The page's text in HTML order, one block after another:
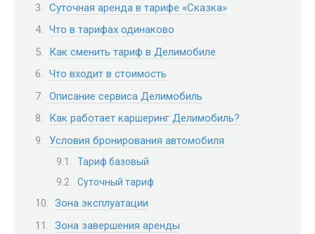
Суточная аренда в тарифе «Сказка»
Что в тарифах одинаково
Как сменить тариф в Делимобиле
Что входит в стоимость
Описание сервиса Делимобиль
Как работает каршеринг Делимобиль?
Условия бронирования автомобиля
Тариф базовый
Суточный тариф
Зона эксплуатации
Зона завершения аренды